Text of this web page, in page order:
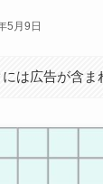
5月9日
は広告が含ま